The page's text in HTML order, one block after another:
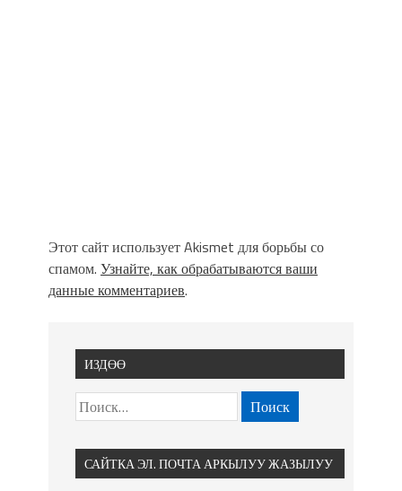
Этот сайт использует Akismet для борьбы со
спамом. Узнайте, как обрабатываются ваши
данные комментариев.
ИЗДӨӨ
САЙТКА ЭЛ. ПОЧТА АРКЫЛУУ ЖАЗЫЛУУ